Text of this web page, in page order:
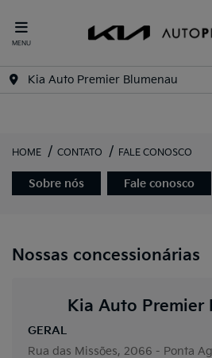
MENU
Kia Auto Premier Blumenau
HOME CONTATO FALE CONOSCO
Sobre nós Fale conosco
Nossas concessionárias
Kia Auto Premier
GERAL
Rua das Missões, 2066 - Ponta